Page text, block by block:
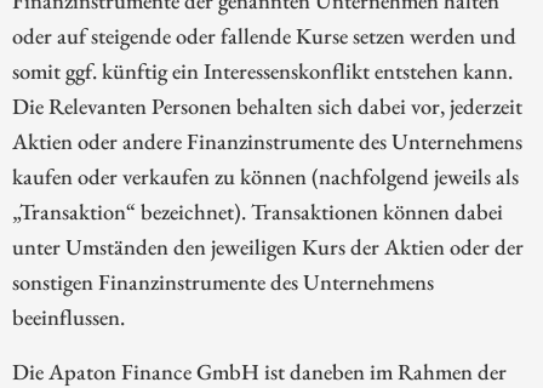
oder auf steigende oder fallende Kurse setzen werden und
somit ggf. künftig ein Interessenskonflikt entstehen kann.
Die Relevanten Personen behalten sich dabei vor, jederzeit
Aktien oder andere Finanzinstrumente des Unternehmens
kaufen oder verkaufen zu können (nachfolgend jeweils als
„Transaktion“ bezeichnet). Transaktionen können dabei
unter Umständen den jeweiligen Kurs der Aktien oder der
sonstigen Finanzinstrumente des Unternehmens
beeinflussen.
Die Apaton Finance GmbH ist daneben im Rahmen der